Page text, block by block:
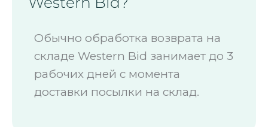
Обычно обработка возврата на
складе Western Bid занимает до 3
рабочих дней с момента
доставки посылки на склад.